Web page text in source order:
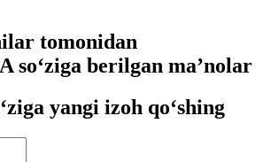
tomonidan
so‘ziga berilgan ma’nolar
yangi izoh qo‘shing